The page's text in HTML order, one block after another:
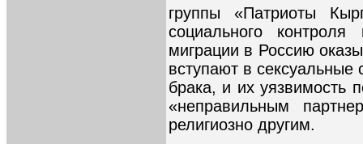
группы «Патриоты
социального
миграции в Россию
вступают в
брака, и их уязвимость
«неправильным
религиозно другим.